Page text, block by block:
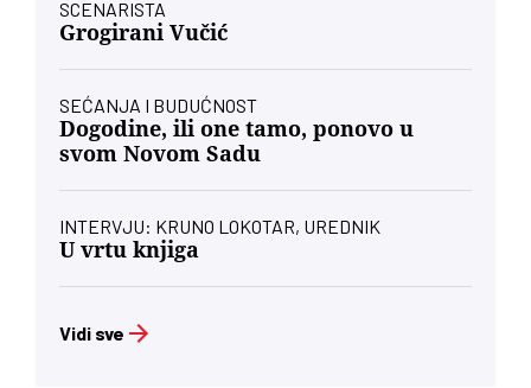
SCENARISTA
Grogirani Vučić
SEĆANJA I BUDUĆNOST
Dogodine, ili one tamo, ponovo u
svom Novom Sadu
INTERVJU: KRUNO LOKOTAR, UREDNIK
U vrtu knjiga
Vidi sve